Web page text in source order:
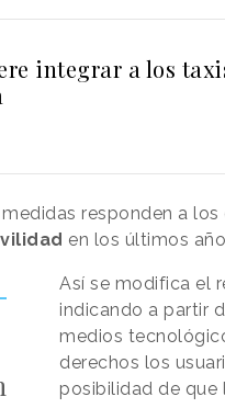
integrar a los
responden a los
en los últimos
Así se modifica el
indicando a partir
medios
derechos los
posibilidad de que